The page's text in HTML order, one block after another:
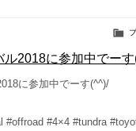
ル2018に参加中でー
に参加中でーす(^^)/
#offroad #4×4 #tundra